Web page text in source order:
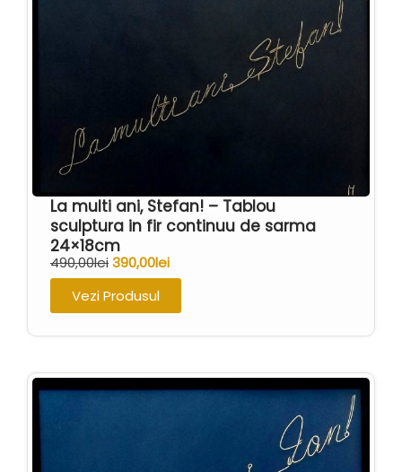
La multi ani, Stefan! – Tablou
sculptura in fir continuu de sarma
24×18cm
490,00lei390,00lei
Vezi Produsul